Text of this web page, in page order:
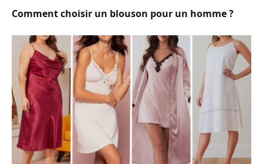
Comment choisir un blouson pour un homme ?